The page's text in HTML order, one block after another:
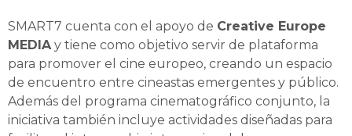
SMART7 cuenta con el apoyo de Creative Europe
MEDIAy tiene como objetivo servir de plataforma
para promover el cine europeo, creando un espacio
de encuentro entre cineastas emergentes y público.
Además del programa cinematográfico conjunto, la
iniciativa también incluye actividades diseñadas para